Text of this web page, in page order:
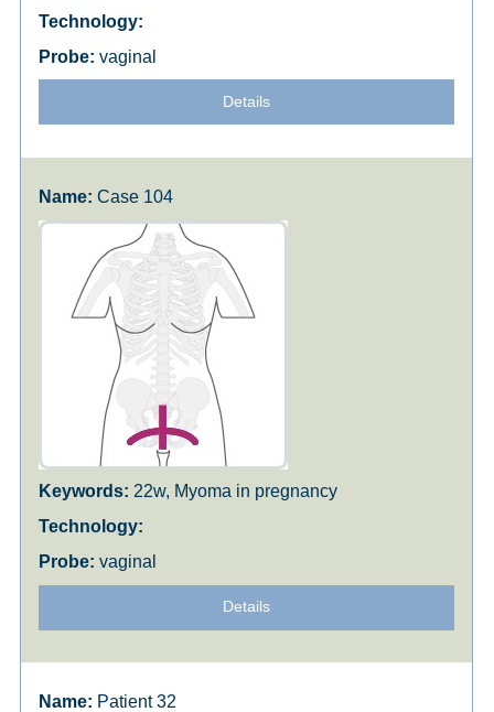
vaginal
Details
Case 104
22w, Myoma in pregnancy
vaginal
Details
Patient 32